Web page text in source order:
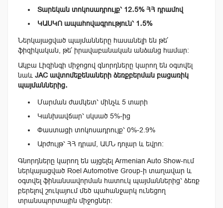
Տարեկան տոկոսադրույք՝12․5% ՀՀ դրամով
ԿԱՍԿՈ ապահովագրություն՝1․5%
Ներկայացված պայմանները հասանելի են թե՛
ֆիզիկական, թե՛ իրավաբանական անձանց համար։
Ակբա Լիզինգի միջոցով գնորդները կարող են օգտվել
նաև JAC ավտոմեքենաների ձեռքբերման բացառիկ
պայմաններից․
Մարման ժամկետ՝ մինչև 5 տարի
Կանխավճար՝ սկսած 5%-ից
Փաստացի տոկոսադրույք՝ 0%-2.9%
Արժույթ՝ ՀՀ դրամ, ԱՄՆ դոլար և եվրո։
Գնորդները կարող են այցելել Armenian Auto Show-ում
ներկայացված Roel Automotive Group-ի տաղավար և
օգտվել ֆինանսավորման հատուկ պայմաններից՝ ձեռք
բերելով շուկայում մեծ պահանջարկ ունեցող
տրանսպորտային միջոցներ։